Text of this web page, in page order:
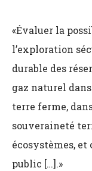
«Évaluer la
l’exploration
durable des
gaz naturel
terre ferme,
souveraineté
écosystèmes, et
public […].»